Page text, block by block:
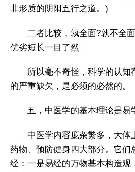
非形质的阴阳五行之道。)
二者比较，孰全面?孰不全
优劣短长一目了然
所以毫不奇怪，科学的认知
的严重缺欠，是必须的必然的。
五，中医学的基本理论是易
中医学内容庞杂繁多，大体
药物、预防健身四大部分。它们
经：一是易经的万物基本构造观